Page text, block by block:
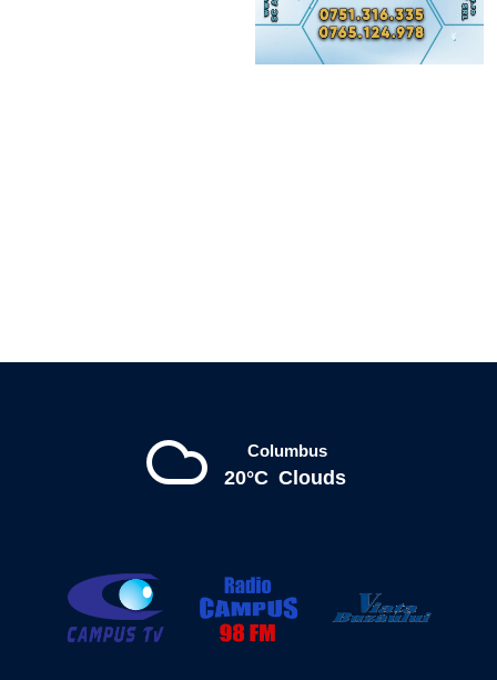
Columbus
20°C Clouds